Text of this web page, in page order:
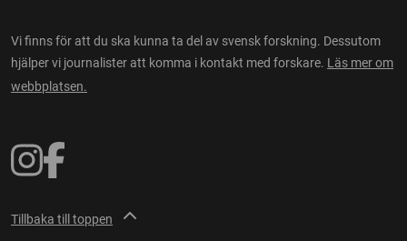
Vi finns för att du ska kunna ta del av svensk forskning. Dessutom
hjälper vi journalister att komma i kontakt med forskare. Läs mer om
webbplatsen.
Tillbaka till toppen